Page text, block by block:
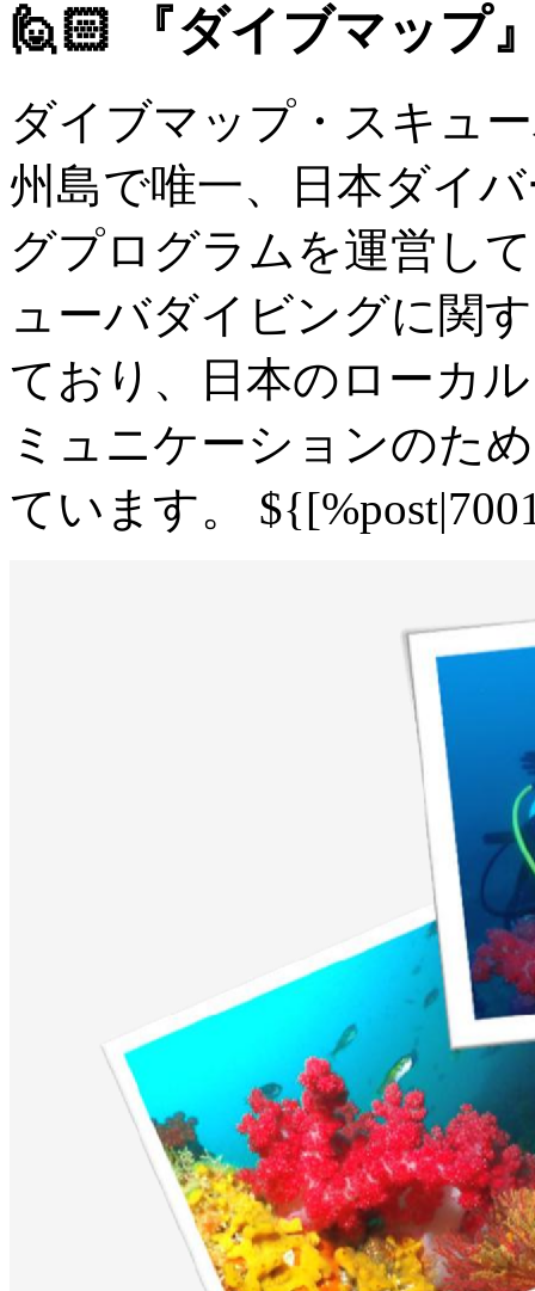
🙋🏻 『ダイブマップ
ダイブマップ・スキュ
州島で唯一、日本ダイ
グプログラムを運営し
ューバダイビングに関
ており、日本のローカ
ミュニケーションのた
ています。